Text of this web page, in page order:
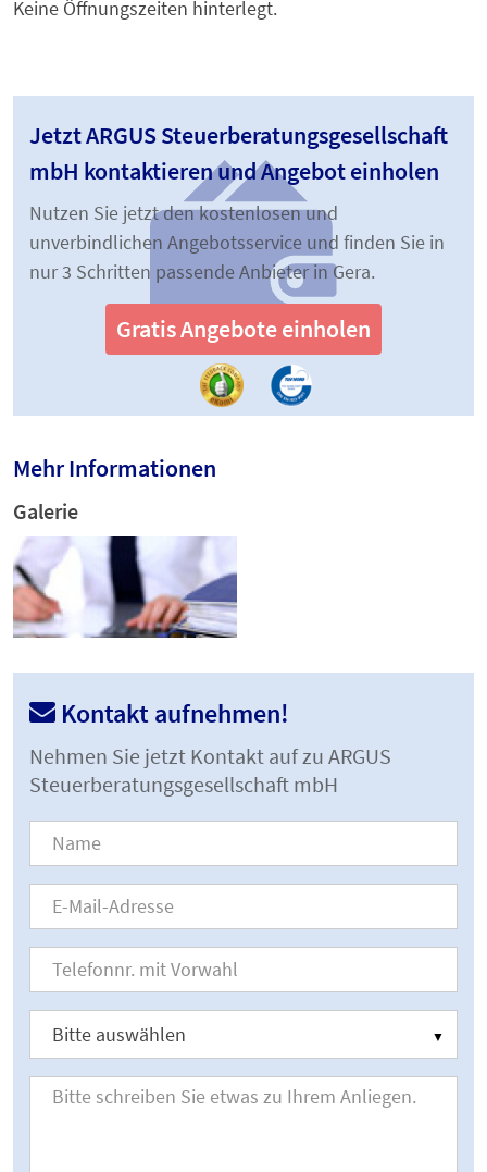
Keine Öffnungszeiten hinterlegt.
Jetzt ARGUS Steuerberatungsgesellschaft
mbH kontaktieren und Angebot einholen
Nutzen Sie jetzt den kostenlosen und
unverbindlichen Angebotsservice und finden Sie in
nur 3 Schritten passende Anbieter in Gera.
Gratis Angebote einholen
Mehr Informationen
Galerie
Kontakt aufnehmen!
Nehmen Sie jetzt Kontakt auf zu ARGUS
Steuerberatungsgesellschaft mbH